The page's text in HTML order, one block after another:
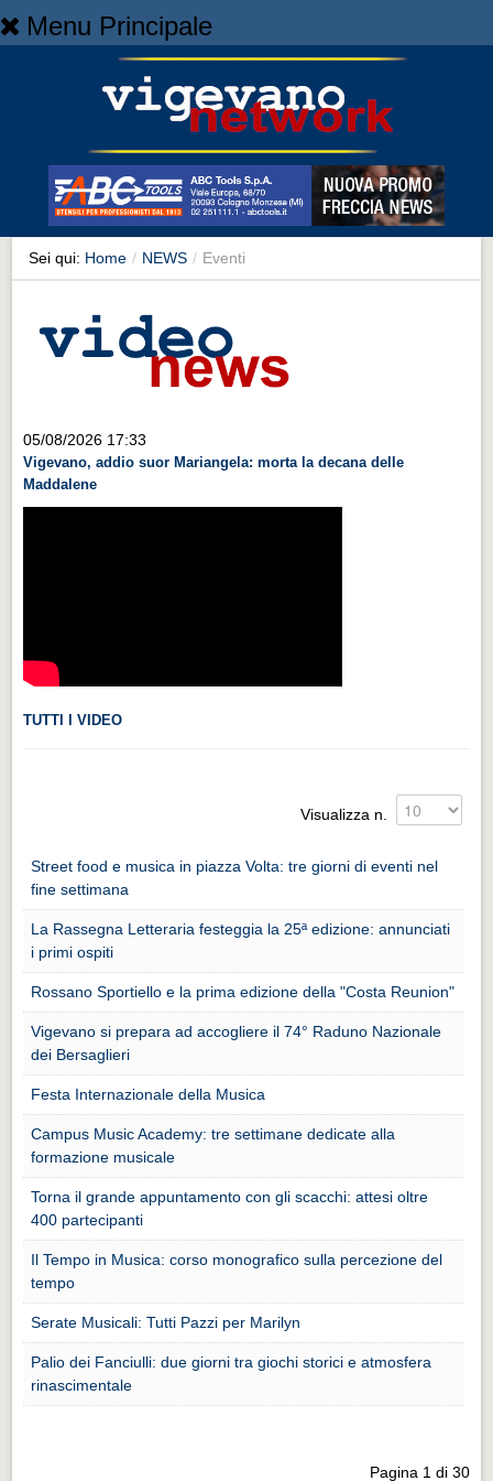
Menu Principale
NEWS
Cronaca
Cronaca
Artes et Artificia
Territorio
Territorio
CHI SIAMO
Musica e teatro
Musica e teatro
Distretto industriale
Distretto industriale
Muoversi a Vigevano
Muoversi a Vigevano
Cultura e turismo 4.0
Cultura e turismo 4.0
PROGETTI
PROGETTI
Progetti Aperti
Progetti Aperti
Progetti Realizzati
Sei qui: Home / NEWS / Eventi
05/08/2026 17:33
Vigevano, addio suor Mariangela: morta la decana delle
Maddalene
TUTTI I VIDEO
Visualizza n.
Street food e musica in piazza Volta: tre giorni di eventi nel
fine settimana
La Rassegna Letteraria festeggia la 25ª edizione: annunciati
i primi ospiti
Rossano Sportiello e la prima edizione della "Costa Reunion"
Vigevano si prepara ad accogliere il 74° Raduno Nazionale
dei Bersaglieri
Festa Internazionale della Musica
Campus Music Academy: tre settimane dedicate alla
formazione musicale
Torna il grande appuntamento con gli scacchi: attesi oltre
400 partecipanti
Il Tempo in Musica: corso monografico sulla percezione del
tempo
Serate Musicali: Tutti Pazzi per Marilyn
Palio dei Fanciulli: due giorni tra giochi storici e atmosfera
rinascimentale
Pagina 1 di 30